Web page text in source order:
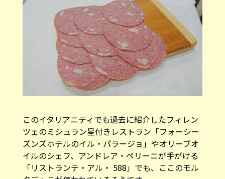
このイタリアニティでも過去に紹介したフィレン
ツェのミシュラン星付きレストラン「フォーシー
ズンズホテルのイル・パラージョ」やオリーブオ
イルのシェフ、アンドレア・ペリーニが手がける
「リストランテ・アル・ 588」でも、ここのモル